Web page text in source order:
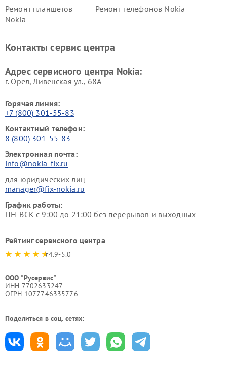
Ремонт планшетов
Nokia
Ремонт телефонов Nokia
Контакты сервис центра
Адрес сервисного центра Nokia:
г. Орёл, Ливенская ул., 68А
Горячая линия:
+7 (800) 301-55-83
Контактный телефон:
8 (800) 301-55-83
Электронная почта:
info@nokia-fix.ru
для юридических лиц
manager@fix-nokia.ru
График работы:
ПН-ВСК с 9:00 до 21:00 без перерывов и выходных
Рейтинг сервисного центра
4.9-5.0
ООО "Русервис"
ИНН 7702633247
ОГРН 1077746335776
Поделиться в соц. сетях: